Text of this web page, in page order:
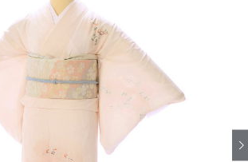
法人・グループの
お客様はこちら